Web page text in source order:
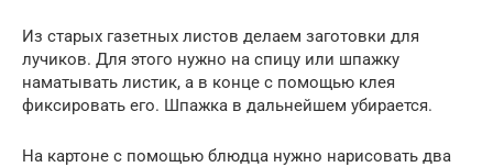
Из старых газетных листов делаем заготовки для
лучиков. Для этого нужно на спицу или шпажку
наматывать листик, а в конце с помощью клея
фиксировать его. Шпажка в дальнейшем убирается.
На картоне с помощью блюдца нужно нарисовать два